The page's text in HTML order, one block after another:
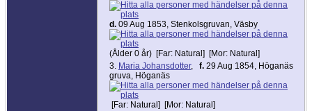
d. 09 Aug 1853, Stenkolsgruvan, Väsby
(Ålder 0 år) [Far: Natural] [Mor: Natural]
3. Maria Johansdotter, f. 29 Aug 1854, Höganäs
gruva, Höganäs
[Far: Natural] [Mor: Natural]